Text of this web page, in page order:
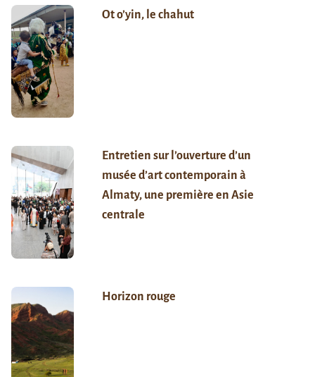
Ot o’yin, le chahut
Entretien sur l’ouverture d’un
musée d’art contemporain à
Almaty, une première en Asie
centrale
Horizon rouge